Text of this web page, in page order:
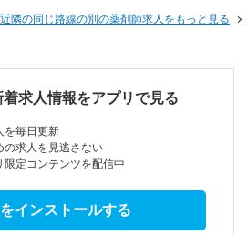
近隣の同じ路線の別の薬剤師求人をもっと見る
求人情報をアプリで見る
を毎日更新
の求人を見逃さない
限定コンテンツを配信中
インストールする